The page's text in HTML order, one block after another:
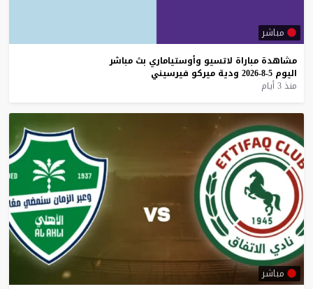
مباشر
مشاهدة مباراة لاتسيو وأوستياماري بث مباشر
اليوم 5-8-2026 ودية ميركو فيرسيني
منذ 3 أيام
مباشر